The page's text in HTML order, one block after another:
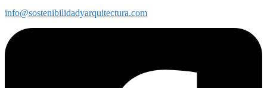
info@sostenibilidadyarquitectura.com